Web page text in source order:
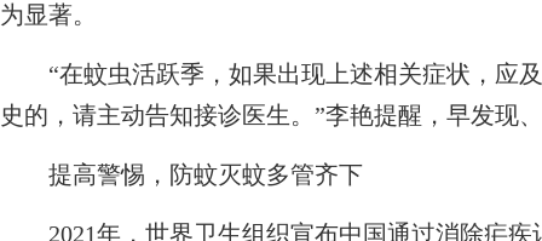
为显著。
“在蚊虫活跃季，如果出现上述相关症状，应
史的，请主动告知接诊医生。”李艳提醒，早发现
提高警惕，防蚊灭蚊多管齐下
2021年，世界卫生组织宣布中国通过消除疟疾